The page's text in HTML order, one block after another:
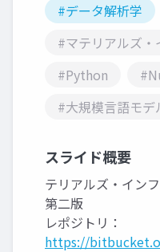
#データ解析学
#マテリアルズ・
#Python
#大規模言語モデ
スライド概要
テリアルズ・イン
第二版
レポジトリ：
https://